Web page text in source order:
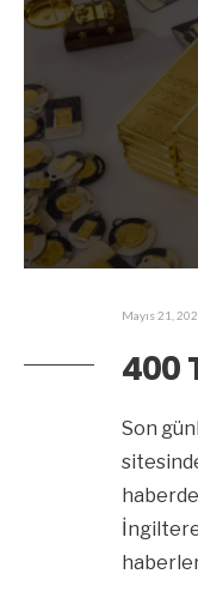
Mayıs 21,
400
Son